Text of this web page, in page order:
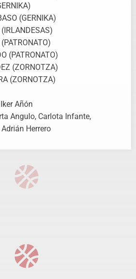
(GERNIKA)
(PATRONATO)
(ZORNOTZA)
(ZORNOTZA)
Añón
Angulo, Carlota Infante,
Herrero